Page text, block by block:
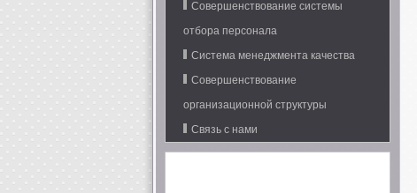
Совершенствование системы
отбора персонала
Система менеджмента качества
Совершенствование
организационной структуры
Связь с нами